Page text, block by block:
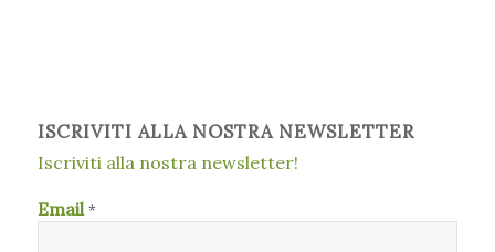
ISCRIVITI ALLA NOSTRA NEWSLETTER
Iscriviti alla nostra newsletter!
Email *